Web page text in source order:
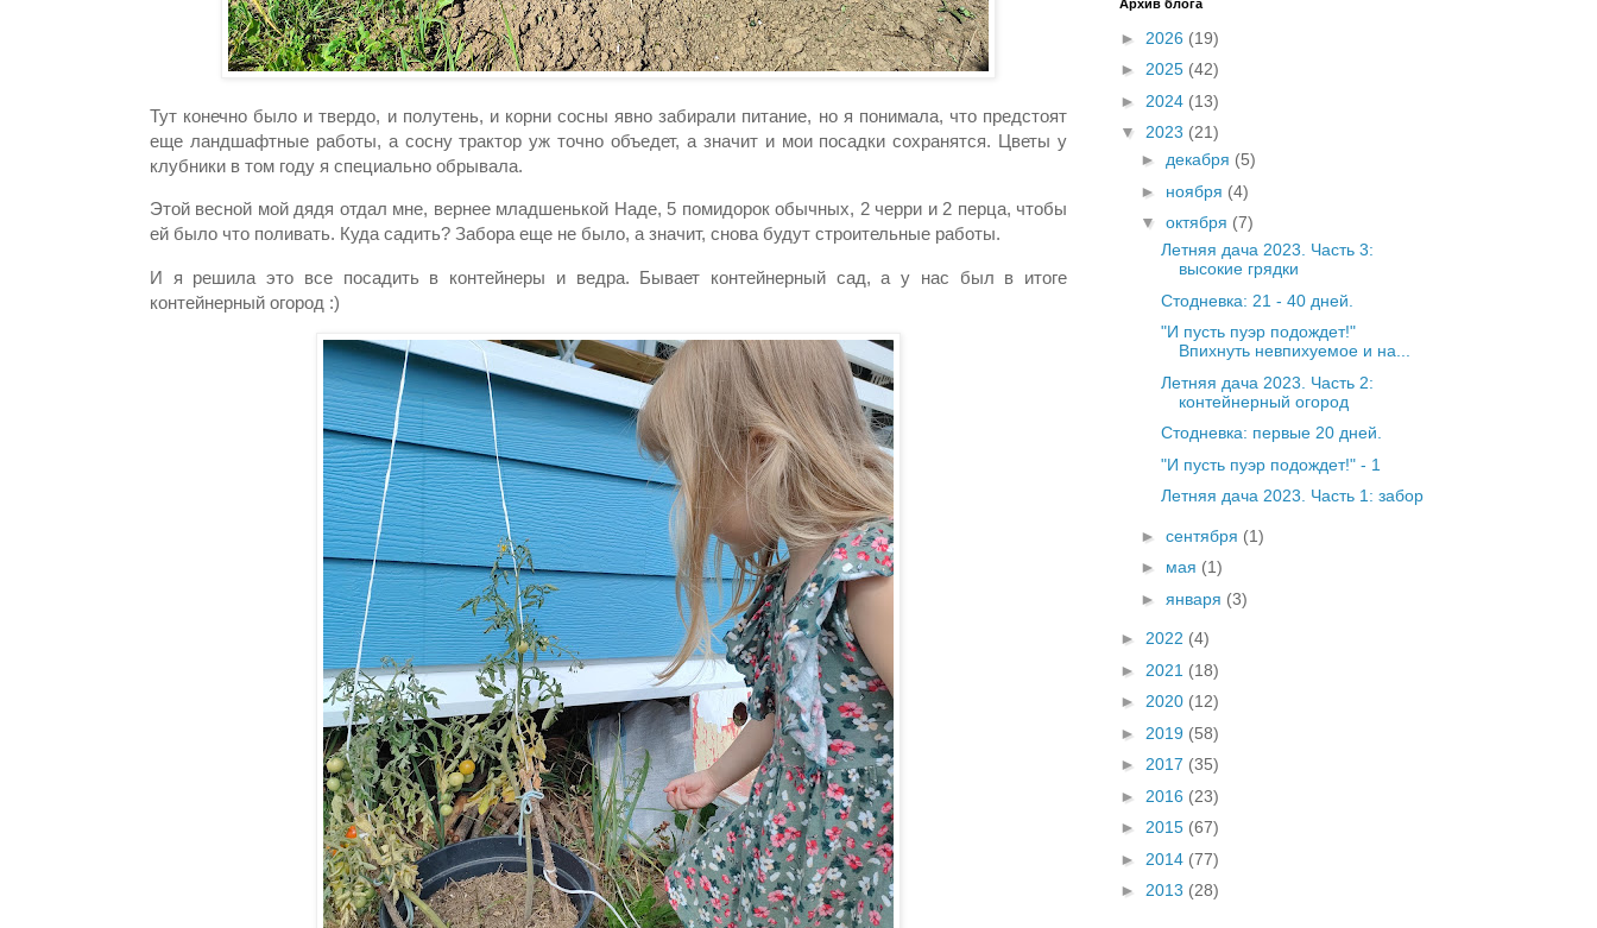
Тут конечно было и твердо, и полутень, и корни сосны явно забирали питание, но я понимала, что предстоят
еще ландшафтные работы, а сосну трактор уж точно объедет, а значит и мои посадки сохранятся. Цветы у
клубники в том году я специально обрывала.
Этой весной мой дядя отдал мне, вернее младшенькой Наде, 5 помидорок обычных, 2 черри и 2 перца, чтобы
ей было что поливать. Куда садить? Забора еще не было, а значит, снова будут строительные работы.
И я решила это все посадить в контейнеры и ведра. Бывает контейнерный сад, а у нас был в итоге
контейнерный огород :)
Архив блога
► 2026 (19)
► 2025 (42)
► 2024 (13)
▼ 2023 (21)
► декабря (5)
► ноября (4)
▼ октября (7)
Летняя дача 2023. Часть 3:
высокие грядки
Стодневка: 21 - 40 дней.
"И пусть пуэр подождет!"
Впихнуть невпихуемое и на...
Летняя дача 2023. Часть 2:
контейнерный огород
Стодневка: первые 20 дней.
"И пусть пуэр подождет!" - 1
Летняя дача 2023. Часть 1: забор
► сентября (1)
► мая (1)
► января (3)
► 2022 (4)
► 2021 (18)
► 2020 (12)
► 2019 (58)
► 2017 (35)
► 2016 (23)
► 2015 (67)
► 2014 (77)
► 2013 (28)